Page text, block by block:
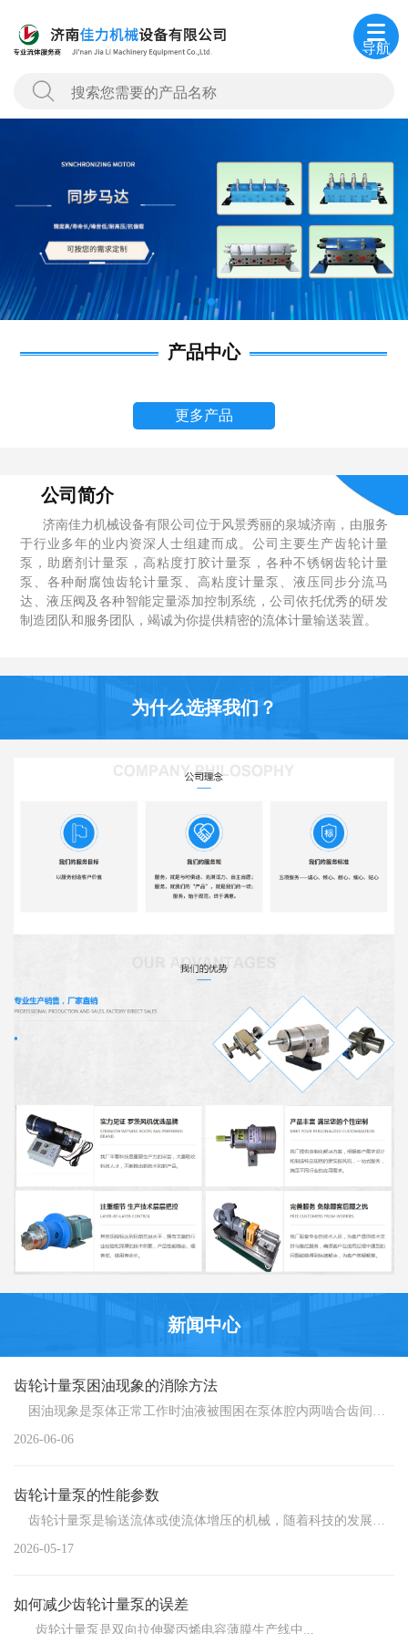
导航
产品中心
更多产品
公司简介
济南佳力机械设备有限公司位于风景秀丽的泉城济南，由服务
于行业多年的业内资深人士组建而成。公司主要生产齿轮计量
泵，助磨剂计量泵，高粘度打胶计量泵，各种不锈钢齿轮计量
泵、各种耐腐蚀齿轮计量泵、高粘度计量泵、液压同步分流马
达、液压阀及各种智能定量添加控制系统，公司依托优秀的研发
制造团队和服务团队，竭诚为你提供精密的流体计量输送装置。
为什么选择我们？
新闻中心
齿轮计量泵困油现象的消除方法
2026-06-06
齿轮计量泵的性能参数
2026-05-17
如何减少齿轮计量泵的误差
齿轮计量泵是双向拉伸聚丙烯电容薄膜生产线中...